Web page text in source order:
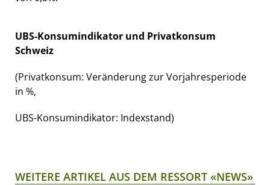
UBS-Konsumindikator und Privatkonsum
Schweiz
(Privatkonsum: Veränderung zur Vorjahresperiode
in %,
UBS-Konsumindikator: Indexstand)
WEITERE ARTIKEL AUS DEM RESSORT «NEWS»